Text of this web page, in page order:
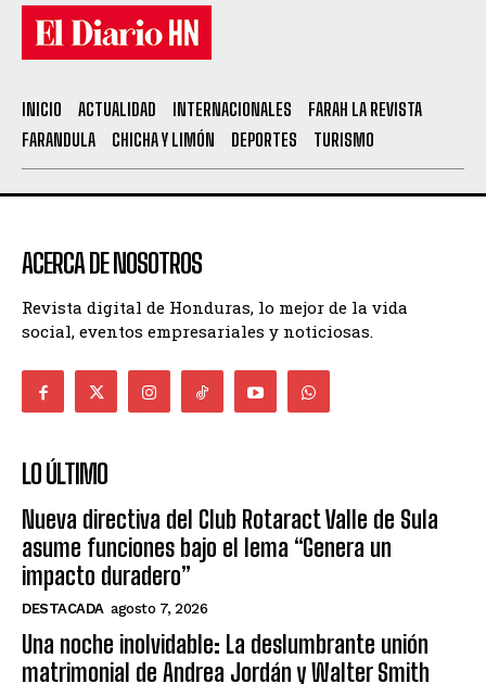
INICIO ACTUALIDAD INTERNACIONALES
FARAH LA REVISTA
FARANDULA
CHICHA Y LIMÓN DEPORTES TURISMO
ACERCA DE NOSOTROS
Revista digital de Honduras, lo mejor de la vida
social, eventos empresariales y noticiosas.
LO ÚLTIMO
Nueva directiva del Club Rotaract Valle de Sula
asume funciones bajo el lema “Genera un
impacto duradero”
DESTACADA agosto 7, 2026
Una noche inolvidable: La deslumbrante unión
matrimonial de Andrea Jordán y Walter Smith